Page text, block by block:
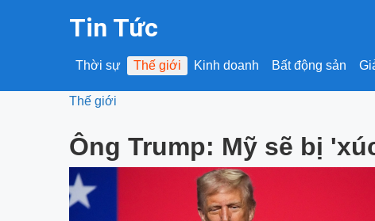
Tin Tức
Thời sự Thế giới Kinh doanh Bất động sản
Thế giới
Ông Trump: Mỹ sẽ bị